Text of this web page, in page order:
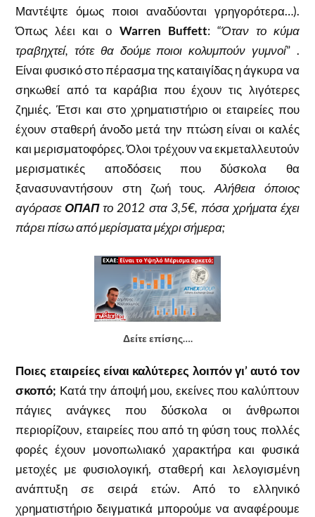
Μαντέψτε όμως ποιοι αναδύονται γρηγορότερα…).
Όπως λέει και ο Warren Buffett: “Όταν το κύμα
τραβηχτεί, τότε θα δούμε ποιοι κολυμπούν γυμνοί” .
Είναι φυσικό στο πέρασμα της καταιγίδας η άγκυρα να
σηκωθεί από τα καράβια που έχουν τις λιγότερες
ζημιές. Έτσι και στο χρηματιστήριο οι εταιρείες που
έχουν σταθερή άνοδο μετά την πτώση είναι οι καλές
και μερισματοφόρες. Όλοι τρέχουν να εκμεταλλευτούν
μερισματικές αποδόσεις που δύσκολα θα
ξανασυναντήσουν στη ζωή τους.Αλήθεια όποιος
αγόρασεΟΠΑΠτο 2012 στα 3,5€, πόσα χρήματα έχει
πάρει πίσω από μερίσματα μέχρι σήμερα;
Δείτε επίσης….
Ποιες εταιρείες είναι καλύτερες λοιπόν γι’ αυτό τον
σκοπό; Κατά την άποψή μου, εκείνες που καλύπτουν
πάγιες ανάγκες που δύσκολα οι άνθρωποι
περιορίζουν, εταιρείες που από τη φύση τους πολλές
φορές έχουν μονοπωλιακό χαρακτήρα και φυσικά
μετοχές με φυσιολογική, σταθερή και λελογισμένη
ανάπτυξη σε σειρά ετών. Από το ελληνικό
χρηματιστήριο δειγματικά μπορούμε να αναφέρουμε